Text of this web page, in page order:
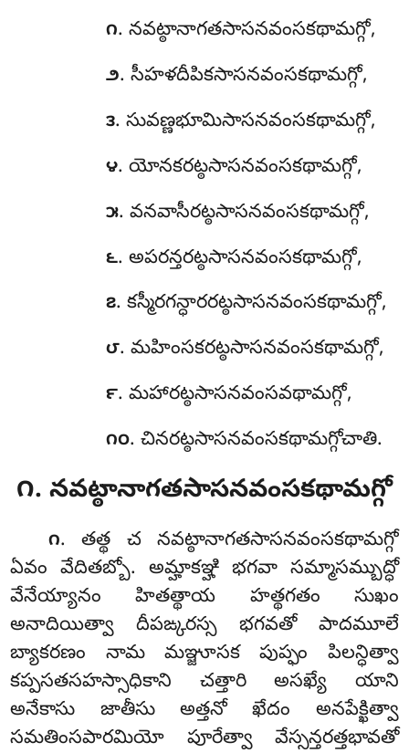
౧. నవట్ఠానాగతసాసనవంసకథామగ్గో,
౨. సీహళదీపికసాసనవంసకథామగ్గో,
౩. సువణ్ణభూమిసాసనవంసకథామగ్గో,
౪. యోనకరట్ఠసాసనవంసకథామగ్గో,
౫. వనవాసీరట్ఠసాసనవంసకథామగ్గో,
౬. అపరన్తరట్ఠసాసనవంసకథామగ్గో,
౭. కస్మీరగన్ధారరట్ఠసాసనవంసకథామగ్గో,
౮. మహింసకరట్ఠసాసనవంసకథామగ్గో,
౯. మహారట్ఠసాసనవంసవథామగ్గో,
౧౦. చినరట్ఠసాసనవంసకథామగ్గోచాతి.
౧. నవట్ఠానాగతసాసనవంసకథామగ్గో
౧. తత్థ చ నవట్ఠానాగతసాసనవంసకథామగ్గో
ఏవం వేదితబ్బో. అమ్హాకఞ్హి భగవా సమ్మాసమ్బుద్ధో
వేనేయ్యానం హితత్థాయ హత్థగతం సుఖం
అనాదియిత్వా దీపఙ్కరస్స భగవతో పాదమూలే
బ్యాకరణం నామ మఞ్జూసక పుప్ఫం పిలన్ధిత్వా
కప్పసతసహస్సాధికాని చత్తారి అసఖ్యే యాని
అనేకాసు జాతీసు అత్తనో ఖేదం అనపేక్ఖిత్వా
సమతింసపారమియో పూరేత్వా వేస్సన్తరత్తభావతో